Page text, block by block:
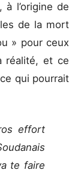
à l’origine de
de la mort
» pour ceux
réalité, et ce
qui pourrait
effort
te faire